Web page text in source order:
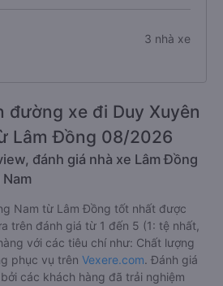
3 nhà xe
đường xe đi Duy Xuyên
Lâm Đồng 08/2026
đánh giá nhà xe Lâm Đồng
Nam từ Lâm Đồng tốt nhất được
trên đánh giá từ 1 đến 5 (1: tệ nhất,
với các tiêu chí như: Chất lượng
phục vụ trên Vexere.com. Đánh giá
các khách hàng đã trải nghiệm